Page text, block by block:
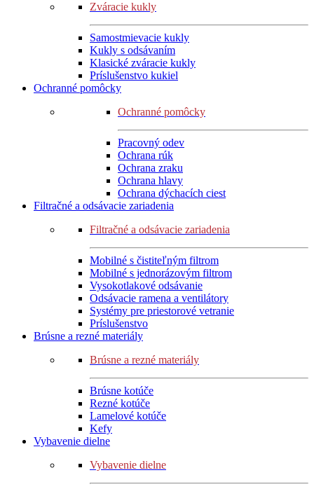
Zváracie kukly
Samostmievacie kukly
Kukly s odsávaním
Klasické zváracie kukly
Príslušenstvo kukiel
Ochranné pomôcky
Ochranné pomôcky
Pracovný odev
Ochrana rúk
Ochrana zraku
Ochrana hlavy
Ochrana dýchacích ciest
Filtračné a odsávacie zariadenia
Filtračné a odsávacie zariadenia
Mobilné s čistiteľným filtrom
Mobilné s jednorázovým filtrom
Vysokotlakové odsávanie
Odsávacie ramena a ventilátory
Systémy pre priestorové vetranie
Príslušenstvo
Brúsne a rezné materiály
Brúsne a rezné materiály
Brúsne kotúče
Rezné kotúče
Lamelové kotúče
Kefy
Vybavenie dielne
Vybavenie dielne